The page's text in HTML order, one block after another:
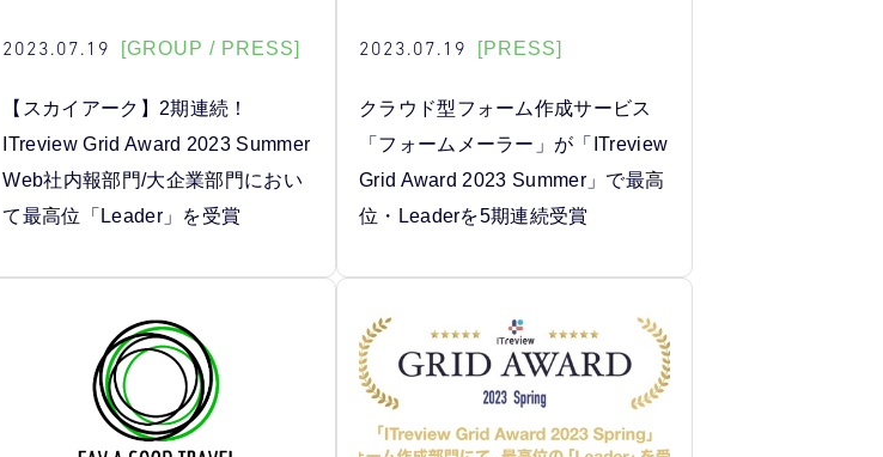
2023.07.19 [GROUP / PRESS]
【スカイアーク】2期連続！
ITreview Grid Award 2023 Summer
Web社内報部門/大企業部門におい
て最高位「Leader」を受賞
2023.07.19 [PRESS]
クラウド型フォーム作成サービス
「フォームメーラー」が「ITreview
Grid Award 2023 Summer」で最高
位・Leaderを5期連続受賞